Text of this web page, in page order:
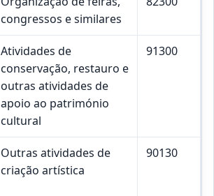
congressos e similares
Atividades de
conservação, restauro e
outras atividades de
apoio ao património
cultural
91300
Outras atividades de
criação artística
90130